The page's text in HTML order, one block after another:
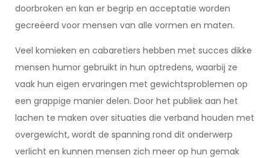
doorbroken en kan er begrip en acceptatie worden
gecreëerd voor mensen van alle vormen en maten.
Veel komieken en cabaretiers hebben met succes dikke
mensen humor gebruikt in hun optredens, waarbij ze
vaak hun eigen ervaringen met gewichtsproblemen op
een grappige manier delen. Door het publiek aan het
lachen te maken over situaties die verband houden met
overgewicht, wordt de spanning rond dit onderwerp
verlicht en kunnen mensen zich meer op hun gemak